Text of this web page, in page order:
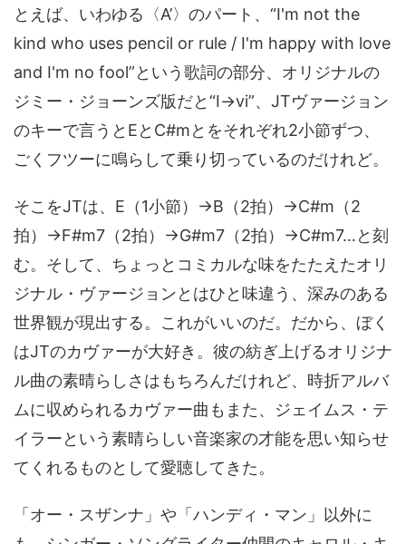
とえば、いわゆる〈A’〉のパート、“I'm not the
kind who uses pencil or rule / I'm happy with love
and I'm no fool”という歌詞の部分、オリジナルの
ジミー・ジョーンズ版だと“I→vi”、JTヴァージョン
のキーで言うとEとC#mとをそれぞれ2小節ずつ、
ごくフツーに鳴らして乗り切っているのだけれど。
そこをJTは、E（1小節）→B（2拍）→C#m（2
拍）→F#m7（2拍）→G#m7（2拍）→C#m7…と刻
む。そして、ちょっとコミカルな味をたたえたオリ
ジナル・ヴァージョンとはひと味違う、深みのある
世界観が現出する。これがいいのだ。だから、ぼく
はJTのカヴァーが大好き。彼の紡ぎ上げるオリジナ
ル曲の素晴らしさはもちろんだけれど、時折アルバ
ムに収められるカヴァー曲もまた、ジェイムス・テ
イラーという素晴らしい音楽家の才能を思い知らせ
てくれるものとして愛聴してきた。
「オー・スザンナ」や「ハンディ・マン」以外に